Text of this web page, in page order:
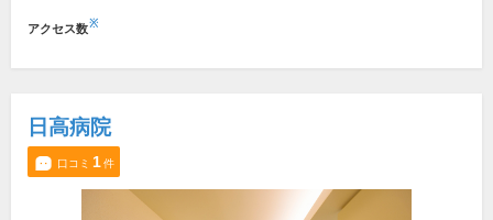
アクセス数※
日高病院
口コミ 1件